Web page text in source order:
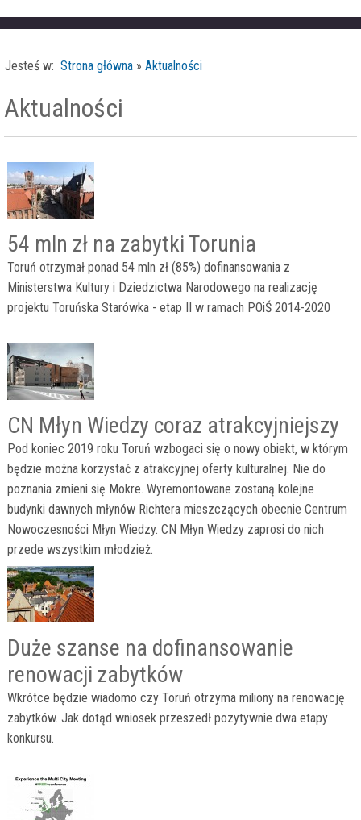
Jesteś w: Strona główna » Aktualności
Aktualności
54 mln zł na zabytki Torunia
Toruń otrzymał ponad 54 mln zł (85%) dofinansowania z
Ministerstwa Kultury i Dziedzictwa Narodowego na realizację
projektu Toruńska Starówka - etap II w ramach POiŚ 2014-2020
CN Młyn Wiedzy coraz atrakcyjniejszy
Pod koniec 2019 roku Toruń wzbogaci się o nowy obiekt, w którym
będzie można korzystać z atrakcyjnej oferty kulturalnej. Nie do
poznania zmieni się Mokre. Wyremontowane zostaną kolejne
budynki dawnych młynów Richtera mieszczących obecnie Centrum
Nowoczesności Młyn Wiedzy. CN Młyn Wiedzy zaprosi do nich
przede wszystkim młodzież.
Duże szanse na dofinansowanie
renowacji zabytków
Wkrótce będzie wiadomo czy Toruń otrzyma miliony na renowację
zabytków. Jak dotąd wniosek przeszedł pozytywnie dwa etapy
konkursu.